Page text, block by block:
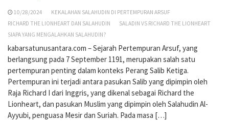
10/28/2024
KEKALAHAN SALAHUDIN DI PERTEMPURAN ARSUF
RICHARD THE LIONHEART DAN SALAHUDIN
SALADIN VS RICHARD THE LIONHEART
SIAPA YANG MENGALAHKAN SALAHUDIN?
kabarsatunusantara.com – Sejarah Pertempuran Arsuf, yang
berlangsung pada 7 September 1191, merupakan salah satu
pertempuran penting dalam konteks Perang Salib Ketiga.
Pertempuran ini terjadi antara pasukan Salib yang dipimpin oleh
Raja Richard I dari Inggris, yang dikenal sebagai Richard the
Lionheart, dan pasukan Muslim yang dipimpin oleh Salahudin Al-
Ayyubi, penguasa Mesir dan Suriah. Pada masa […]